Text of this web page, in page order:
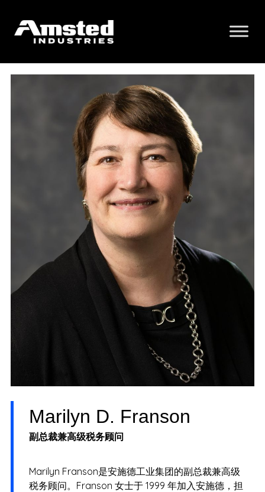
Marilyn D. Franson
副总裁兼高级税务顾问
Marilyn Franson是安施德工业集团的副总裁兼高级
税务顾问。Franson 女士于 1999 年加入安施德，担